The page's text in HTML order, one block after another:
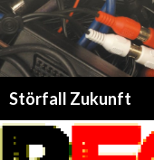
Störfall Zukunft
INHALT
SPRINGEN